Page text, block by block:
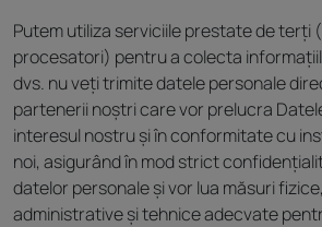
Putem utiliza serviciile prestate de terți
procesatori) pentru a colecta
dvs. nu veți trimite datele personale
partenerii noștri care vor prelucra
interesul nostru și în conformitate cu
noi, asigurând în mod strict
datelor personale și vor lua măsuri
administrative și tehnice adecvate